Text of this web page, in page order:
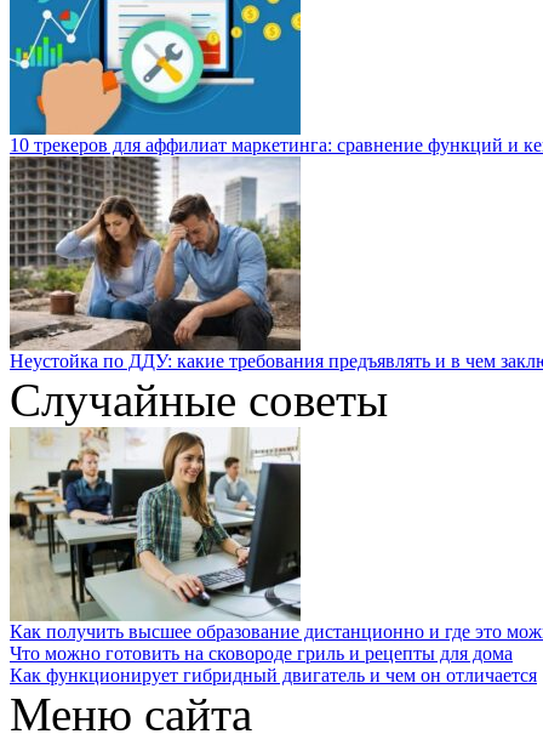
10 трекеров для аффилиат маркетинга: сравнение функций и
Неустойка по ДДУ: какие требования предъявлять и в чем
Случайные советы
Как получить высшее образование дистанционно и где это
Что можно готовить на сковороде гриль и рецепты для дома
Как функционирует гибридный двигатель и чем он отличается
Меню сайта